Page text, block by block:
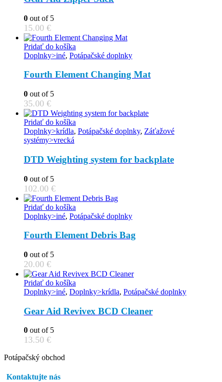
0 out of 5
15.00 €
Pridať do košíka
Doplnky>iné, Potápačské doplnky
Fourth Element Changing Mat
0 out of 5
35.00 €
Pridať do košíka
Doplnky>krídla, Potápačské doplnky, Záťažové
systémy>vrecká
DTD Weighting system for backplate
0 out of 5
102.00 €
Pridať do košíka
Doplnky>iné, Potápačské doplnky
Fourth Element Debris Bag
0 out of 5
20.00 €
Pridať do košíka
Doplnky>iné, Doplnky>krídla, Potápačské doplnky
Gear Aid Revivex BCD Cleaner
0 out of 5
13.50 €
Potápačský obchod
Kontaktujte nás